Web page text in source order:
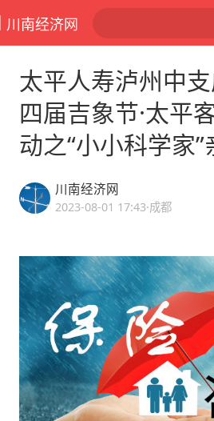
川南经济网
太平人寿泸州中
四届吉象节·太平
动之“小小科学家
川南经济网
2023-08-01 17:43·成都